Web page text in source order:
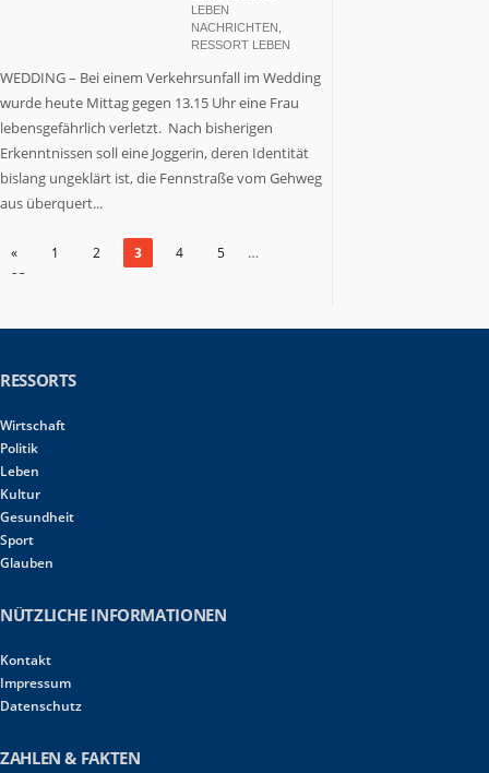
LEBEN
NACHRICHTEN
RESSORT LEBEN
WEDDING – Bei einem Verkehrsunfall im Wedding
wurde heute Mittag gegen 13.15 Uhr eine Frau
lebensgefährlich verletzt. Nach bisherigen
Erkenntnissen soll eine Joggerin, deren Identität
bislang ungeklärt ist, die Fennstraße vom Gehweg
aus überquert...
« 1 2 3 4 5 …
23
RESSORTS
Wirtschaft
Politik
Leben
Kultur
Gesundheit
Sport
Glauben
NÜTZLICHE INFORMATIONEN
Kontakt
Impressum
Datenschutz
ZAHLEN & FAKTEN